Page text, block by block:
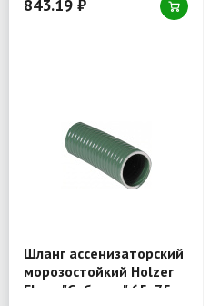
843.19 ₽
Шланг ассенизаторский
морозостойкий Holzer
Flexo "Сибиряк" 65х75